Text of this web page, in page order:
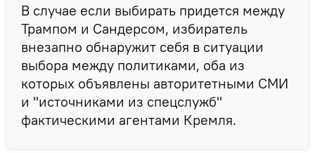
В случае если выбирать придется между
Трампом и Сандерсом, избиратель
внезапно обнаружит себя в ситуации
выбора между политиками, оба из
которых объявлены авторитетными СМИ
и "источниками из спецслужб"
фактическими агентами Кремля.